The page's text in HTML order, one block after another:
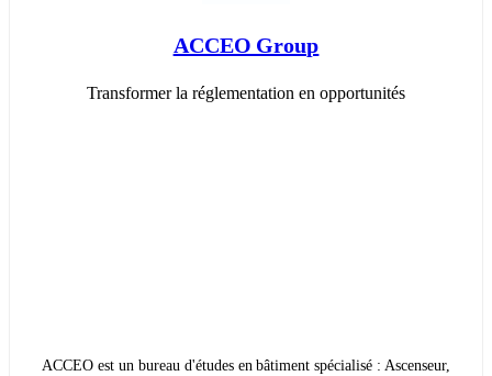
ACCEO Group
Transformer la réglementation en opportunités
ACCEO est un bureau d'études en bâtiment spécialisé : Ascenseur,